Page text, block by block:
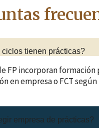
ciclos tienen prácticas?
FP incorporan
en empresa o FCT
empresa de prácticas?